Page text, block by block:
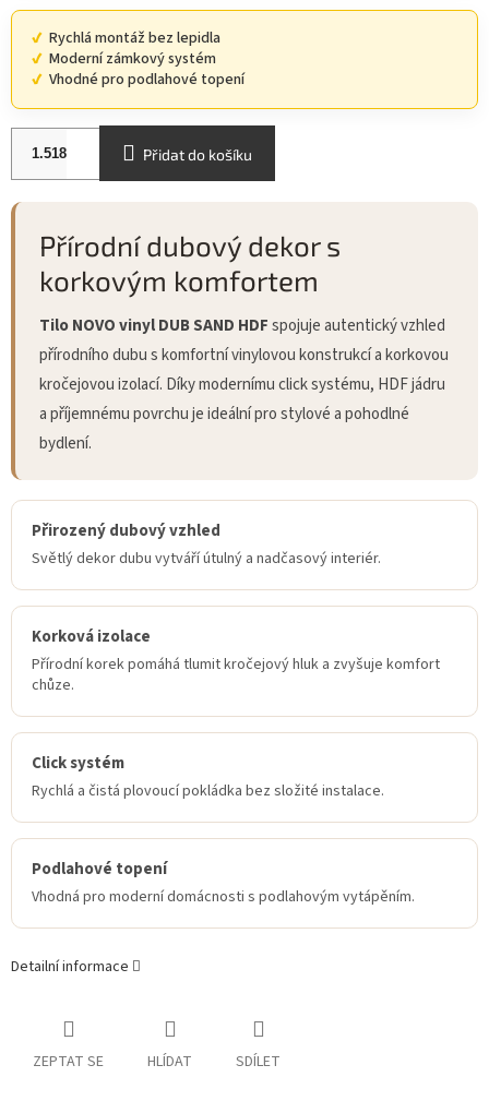
Rychlá montáž bez lepidla
Moderní zámkový systém
Vhodné pro podlahové topení
Přidat do košíku
Přírodní dubový dekor s
korkovým komfortem
Tilo NOVO vinyl DUB SAND HDFspojuje autentický vzhled
přírodního dubu s komfortní vinylovou konstrukcí a korkovou
kročejovou izolací. Díky modernímu click systému, HDF jádru
a příjemnému povrchu je ideální pro stylové a pohodlné
bydlení.
Přirozený dubový vzhled
Světlý dekor dubu vytváří útulný a nadčasový interiér.
Korková izolace
Přírodní korek pomáhá tlumit kročejový hluk a zvyšuje komfort
chůze.
Click systém
Rychlá a čistá plovoucí pokládka bez složité instalace.
Podlahové topení
Vhodná pro moderní domácnosti s podlahovým vytápěním.
Detailní informace
ZEPTAT SE HLÍDAT SDÍLET